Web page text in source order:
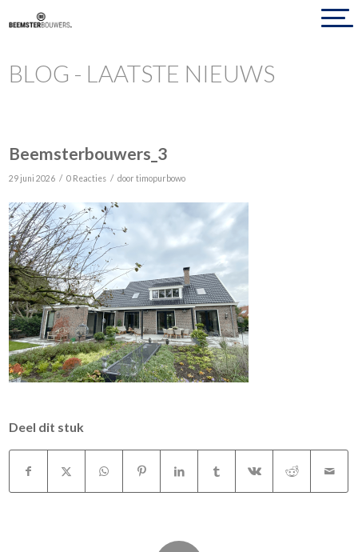
BLOG - LAATSTE NIEUWS
Beemsterbouwers_3
29 juni 2026 / 0 Reacties / doortimopurbowo
Deel dit stuk